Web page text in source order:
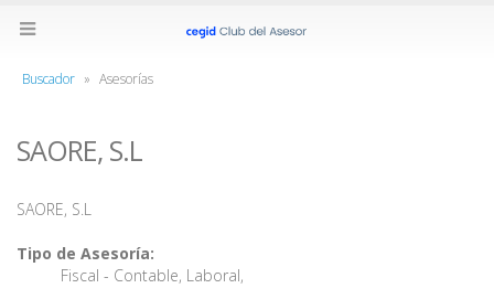
Buscador » Asesorías
SAORE, S.L
SAORE, S.L
Tipo de Asesoría:
Fiscal - Contable, Laboral,